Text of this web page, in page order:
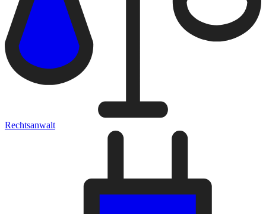
Rechtsanwalt